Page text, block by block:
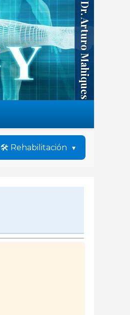
Dr. Arturo Mahiques
🛠️ Rehabilitación